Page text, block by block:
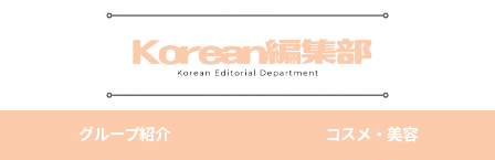
グループ紹介
コスメ・美容